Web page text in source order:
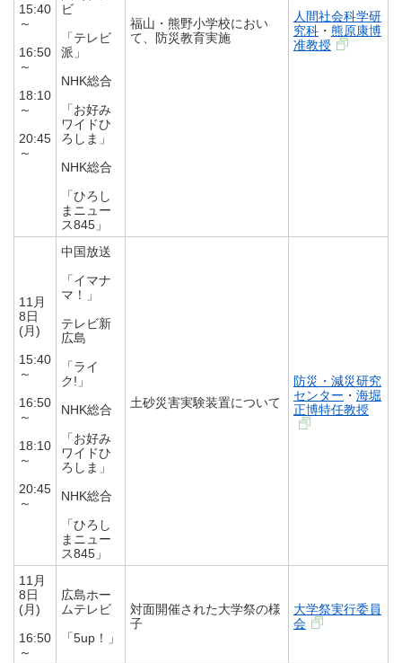
15:40
～
16:50
～
18:10
～
20:45
～
ビ
「テレビ
派」
NHK総合
「お好み
ワイドひ
ろしま」
NHK総合
「ひろし
まニュー
ス845」
福山・熊野小学校におい
て、防災教育実施
人間社会科学研
究科 ・ 熊原康博
准教授
11月
8日
(月)
15:40
～
16:50
～
18:10
～
20:45
～
中国放送
「イマナ
マ！」
テレビ新
広島
「ライ
ク!」
NHK総合
「お好み
ワイドひ
ろしま」
NHK総合
「ひろし
まニュー
ス845」
土砂災害実験装置について
防災・減災研究
センター ・ 海堀
正博特任教授
11月
8日
(月)
16:50
～
広島ホー
ムテレビ
「5up！」
対面開催された大学祭の様
子
大学祭実行委員
会